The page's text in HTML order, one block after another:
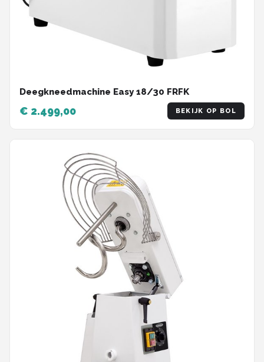
Deegkneedmachine Easy 18/30 FRFK
€ 2.499,00 BEKIJK OP BOL